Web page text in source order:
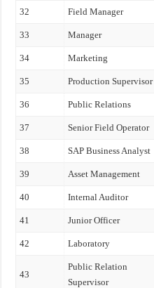
32 Field Manager
33 Manager
34 Marketing
35 Production Supervisor
36 Public Relations
37 Senior Field Operator
38 SAP Business Analyst
39 Asset Management
40 Internal Auditor
41 Junior Officer
42 Laboratory
43
Public Relation
Supervisor